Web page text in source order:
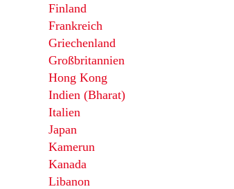
Finland
Frankreich
Griechenland
Großbritannien
Hong Kong
Indien (Bharat)
Italien
Japan
Kamerun
Kanada
Libanon